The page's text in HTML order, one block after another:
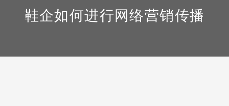
鞋企如何进行网络营销传播